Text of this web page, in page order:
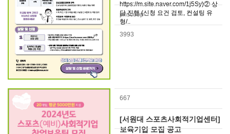
https://m.site.naver.com/1j5Sy)② 상
담 진행 (신청 요건 검토, 컨설팅 유
형/..
pnscoop
3993
667
[서원대 스포츠사회적기업센터]
보육기업 모집 공고